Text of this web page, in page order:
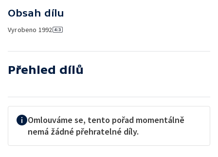
Obsah dílu
Vyrobeno 1992
Přehled dílů
Omlouváme se, tento pořad momentálně
nemá žádné přehratelné díly.